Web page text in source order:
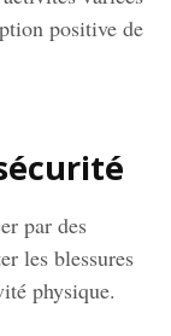
positive de
par des
les blessures
physique.